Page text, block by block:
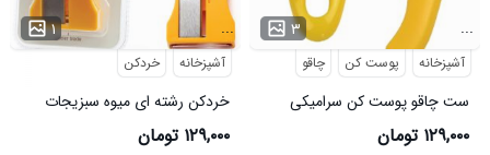
۱ ...
آشپزخانه خردکن
خردکن رشته ای میوه سبزیجات
کاروتو
۱۲۹,۰۰۰ تومان
۳ ...
آشپزخانه پوست کن چاقو
ست چاقو پوست کن سرامیکی
۱۲۹,۰۰۰ تومان